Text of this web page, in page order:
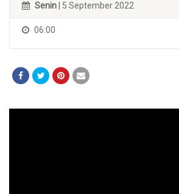
Senin | 5 September 2022
06:00